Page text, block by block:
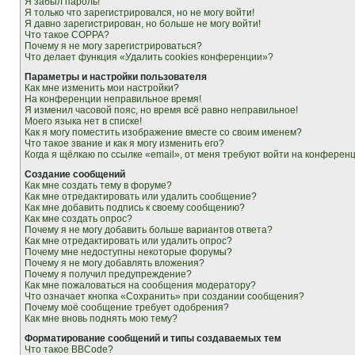
Я только что зарегистрировался, но не могу войти!
Я давно зарегистрирован, но больше не могу войти!
Что такое COPPA?
Почему я не могу зарегистрироваться?
Что делает функция «Удалить cookies конференции»?
Параметры и настройки пользователя
Как мне изменить мои настройки?
На конференции неправильное время!
Я изменил часовой пояс, но время всё равно неправильное!
Моего языка нет в списке!
Как я могу поместить изображение вместе со своим именем?
Что такое звание и как я могу изменить его?
Когда я щёлкаю по ссылке «email», от меня требуют войти на
Создание сообщений
Как мне создать тему в форуме?
Как мне отредактировать или удалить сообщение?
Как мне добавить подпись к своему сообщению?
Как мне создать опрос?
Почему я не могу добавить больше вариантов ответа?
Как мне отредактировать или удалить опрос?
Почему мне недоступны некоторые форумы?
Почему я не могу добавлять вложения?
Почему я получил предупреждение?
Как мне пожаловаться на сообщения модератору?
Что означает кнопка «Сохранить» при создании сообщения?
Почему моё сообщение требует одобрения?
Как мне вновь поднять мою тему?
Форматирование сообщений и типы создаваемых тем
Что такое BBCode?